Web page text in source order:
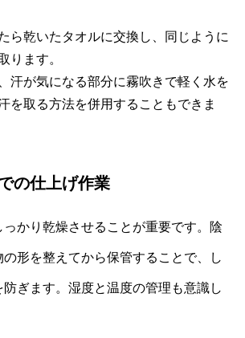
ら乾いたタオルに交換し、同じように
ります。
汗が気になる部分に霧吹きで軽く水を
を取る方法を併用することもできま
の仕上げ作業
かり乾燥させることが重要です。陰
形を整えてから保管することで、し
ぎます。湿度と温度の管理も意識し